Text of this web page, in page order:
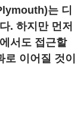
는 디
. 하지만 먼저
서도 접근할
이어질 것이